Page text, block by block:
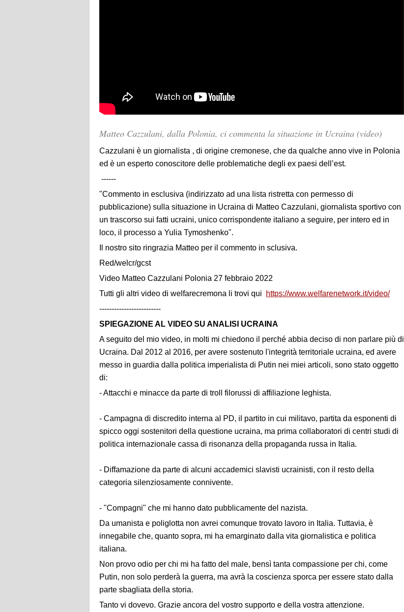
Matteo Cazzulani, dalla Polonia, ci commenta la situazione in Ucraina (video)
Cazzulani è un giornalista , di origine cremonese, che da qualche anno vive in Polonia
ed è un esperto conoscitore delle problematiche degli ex paesi dell’est.
------
"Commento in esclusiva (indirizzato ad una lista ristretta con permesso di
pubblicazione) sulla situazione in Ucraina di Matteo Cazzulani, giornalista sportivo con
un trascorso sui fatti ucraini, unico corrispondente italiano a seguire, per intero ed in
loco, il processo a Yulia Tymoshenko".
Il nostro sito ringrazia Matteo per il commento in sclusiva.
Red/welcr/gcst
Video Matteo Cazzulani Polonia 27 febbraio 2022
Tutti gli altri video di welfarecremona li trovi qui
https://www.welfarenetwork.it/video/
-------------------------
SPIEGAZIONE AL VIDEO SU ANALISI UCRAINA
A seguito del mio video, in molti mi chiedono il perché abbia deciso di non parlare più di
Ucraina. Dal 2012 al 2016, per avere sostenuto l'integrità territoriale ucraina, ed avere
messo in guardia dalla politica imperialista di Putin nei miei articoli, sono stato oggetto
di:
- Attacchi e minacce da parte di troll filorussi di affiliazione leghista.
- Campagna di discredito interna al PD, il partito in cui militavo, partita da esponenti di
spicco oggi sostenitori della questione ucraina, ma prima collaboratori di centri studi di
politica internazionale cassa di risonanza della propaganda russa in Italia.
- Diffamazione da parte di alcuni accademici slavisti ucrainisti, con il resto della
categoria silenziosamente connivente.
- "Compagni" che mi hanno dato pubblicamente del nazista.
Da umanista e poliglotta non avrei comunque trovato lavoro in Italia. Tuttavia, è
innegabile che, quanto sopra, mi ha emarginato dalla vita giornalistica e politica
italiana.
Non provo odio per chi mi ha fatto del male, bensì tanta compassione per chi, come
Putin, non solo perderà la guerra, ma avrà la coscienza sporca per essere stato dalla
parte sbagliata della storia.
Tanto vi dovevo. Grazie ancora del vostro supporto e della vostra attenzione.